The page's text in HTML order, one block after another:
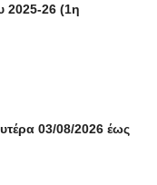
2025-26 (1η
03/08/2026 έως